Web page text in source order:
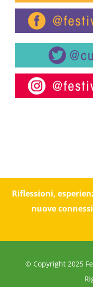
Riflessioni,
nuove
© Copyright 2025